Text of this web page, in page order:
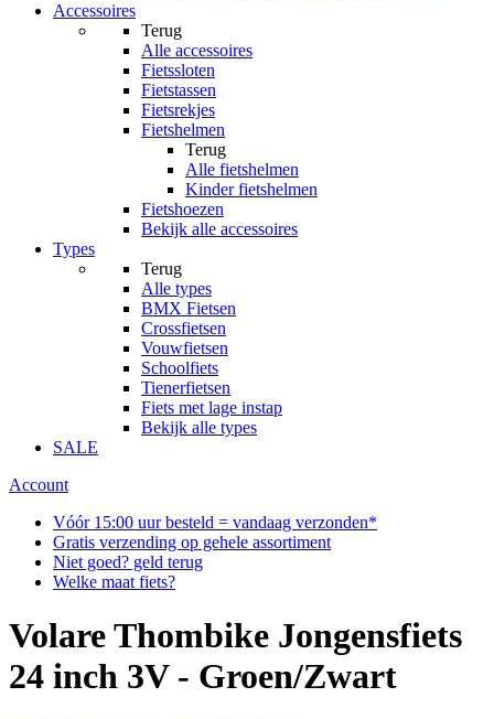
Accessoires
Terug
Alle accessoires
Fietssloten
Fietstassen
Fietsrekjes
Fietshelmen
Terug
Alle fietshelmen
Kinder fietshelmen
Fietshoezen
Bekijk alle accessoires
Types
Terug
Alle types
BMX Fietsen
Crossfietsen
Vouwfietsen
Schoolfiets
Tienerfietsen
Fiets met lage instap
Bekijk alle types
SALE
Account
Vóór 15:00 uur besteld = vandaag verzonden*
Gratis verzending op gehele assortiment
Niet goed? geld terug
Welke maat fiets?
Volare Thombike Jongensfiets
24 inch 3V - Groen/Zwart